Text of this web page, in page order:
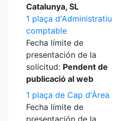
Catalunya, SL
1 plaça d'Administratiu
comptable
Fecha límite de
presentación de la
solicitud: Pendent de
publicació al web
1 plaça de Cap d'Àrea
Fecha límite de
presentación de la